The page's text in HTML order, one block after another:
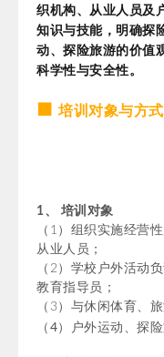
织机构、从业人员及
知识与技能，明确探
动、探险旅游的价值
科学性与安全性。
■培训对象与方式
1、 培训对象
（1）组织实施经营
从业人员；
（2）学校户外活动
教育指导员；
（3）与休闲体育、
（4）户外运动、探